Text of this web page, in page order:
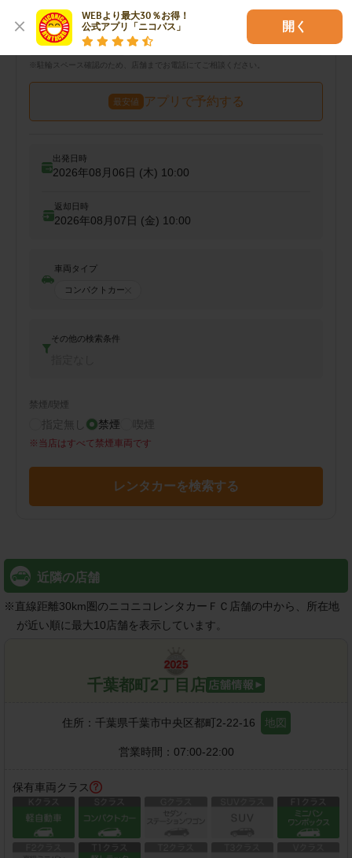
WEBより最大30％お得！
公式アプリ「ニコパス」
開く
ガソスタ併設 ETCレンタル カーナビ無料
車両預かり 自転車預かり※
※ スペース確認のため、店舗までお電話にてご相談ください。
最安値 アプリで予約する
出発日時
2026年08月06日 (木) 10:00
返却日時
2026年08月07日 (金) 10:00
車両タイプ
コンパクトカー
その他の検索条件
禁煙/喫煙
指定無し 禁煙 喫煙
※ 当店はすべて禁煙車両です
レンタカーを検索する
近隣の店舗
※直線距離30km圏のニコニコレンタカーＦＣ店舗の中から、所在地
が近い順に最大10店舗を表示しています。
千葉都町2丁目店
住所： 千葉県千葉市中央区都町2-22-16 地図
営業時間： 07:00-22:00
保有車両クラス